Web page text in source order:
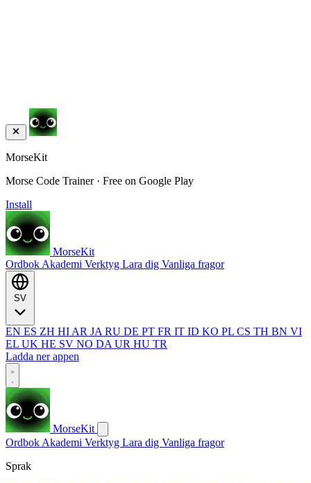
MorseKit
Morse Code Trainer · Free on Google Play
Install
MorseKit
Ordbok Akademi Verktyg Lara dig Vanliga fragor
EN ES ZH HI AR JA RU DE PT FR IT ID KO PL CS TH BN VI
EL UK HE SV NO DA UR HU TR
Ladda ner appen
MorseKit
Ordbok Akademi Verktyg Lara dig Vanliga fragor
Sprak